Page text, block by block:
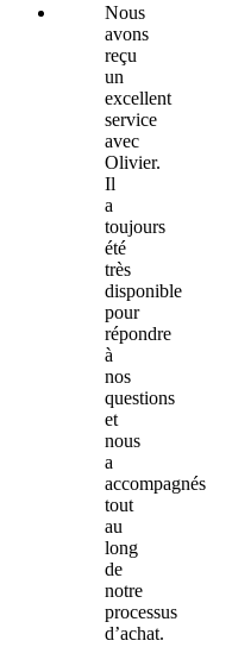
Nous
avons
reçu
un
excellent
service
avec
Olivier.
Il
a
toujours
été
très
disponible
pour
répondre
à
nos
questions
et
nous
a
accompagnés
tout
au
long
de
notre
processus
d’achat.